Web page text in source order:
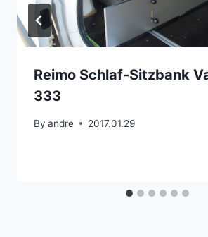
Reimo Schlaf-Sitzbank
333
By andre 2017.01.29